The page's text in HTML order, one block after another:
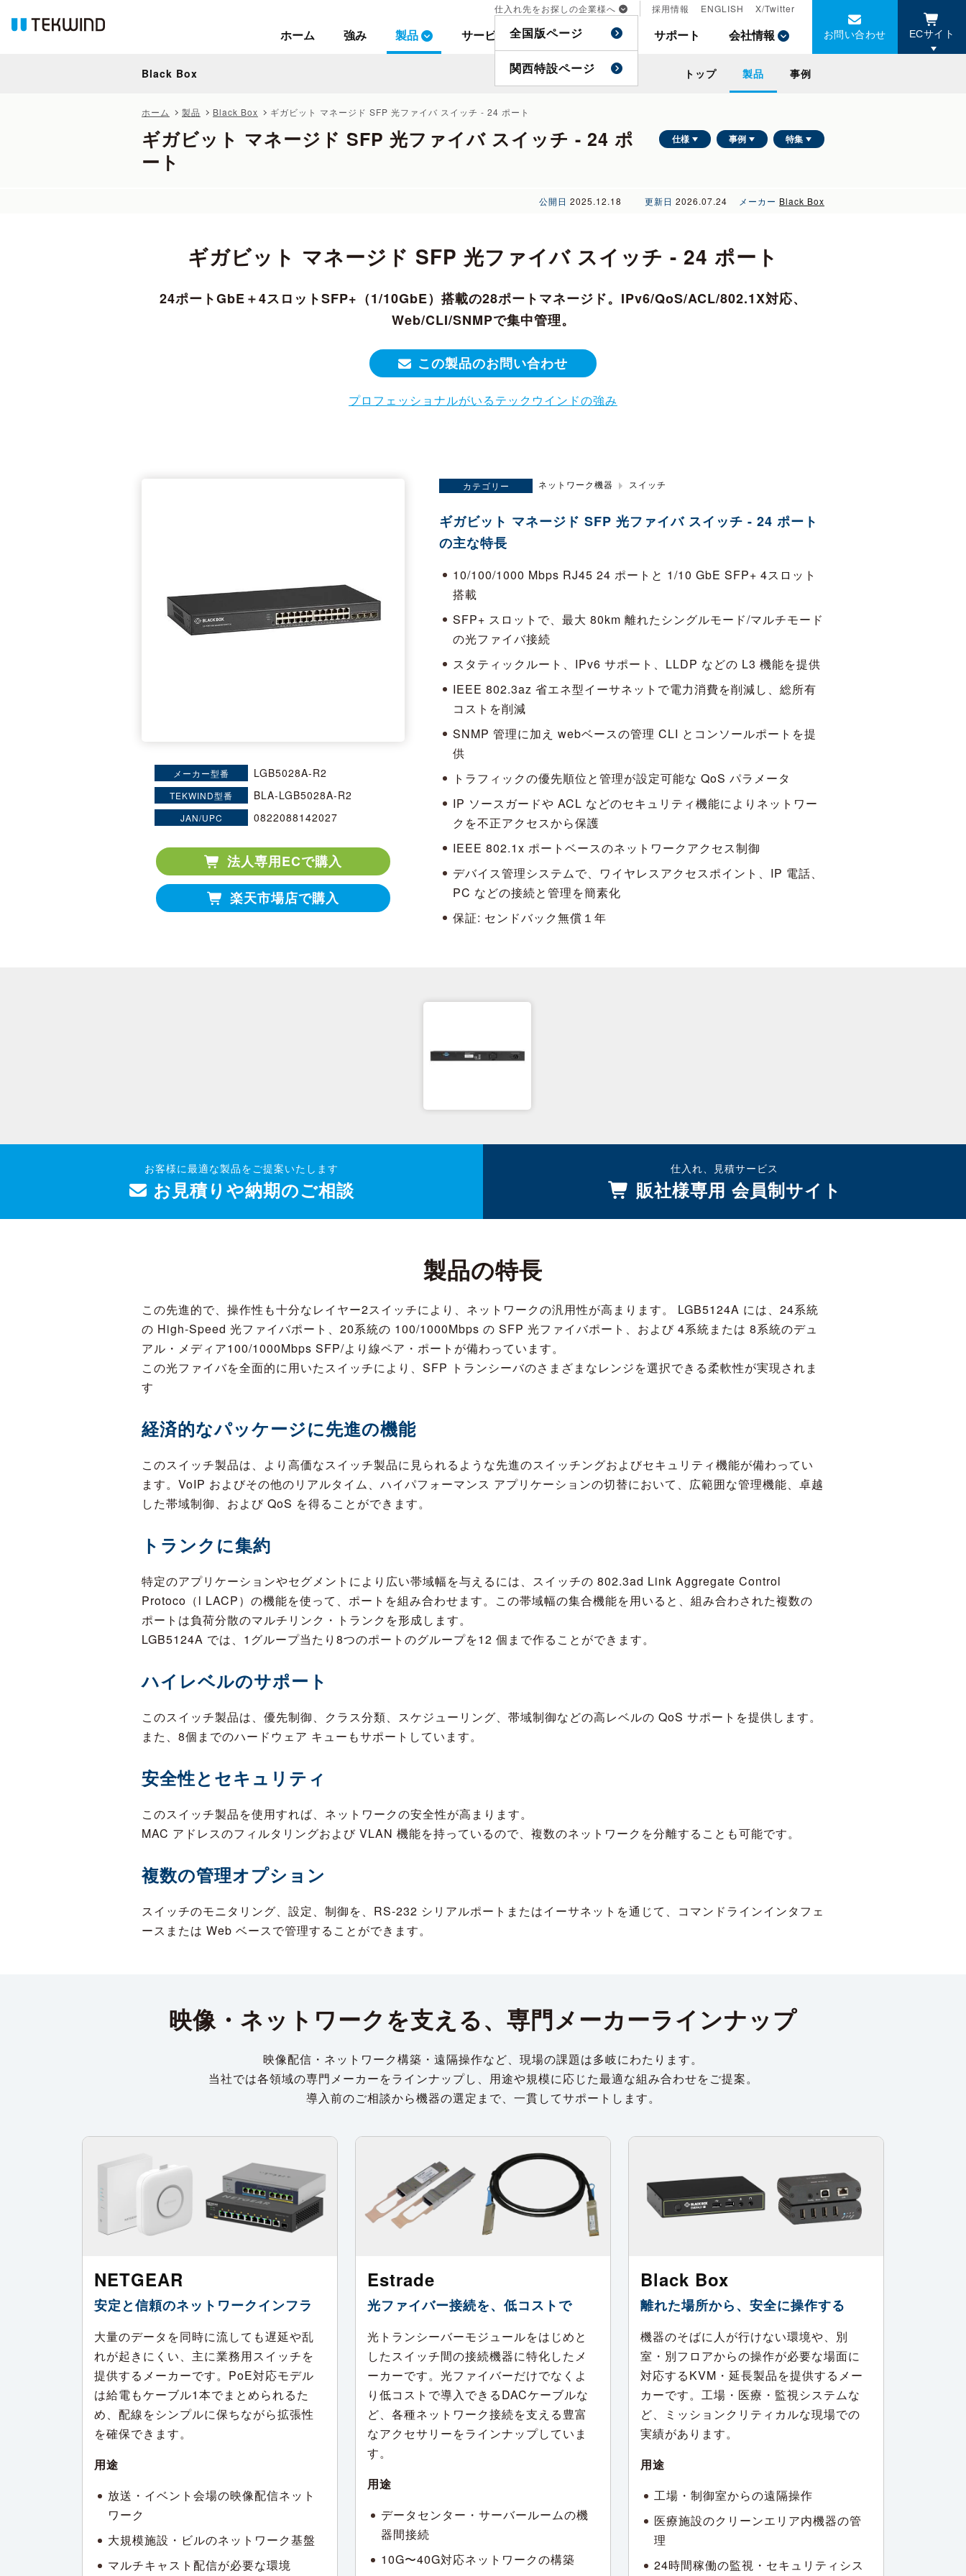
ホーム 強み 製品 サービス 事例 特集 サポート 会社情報
仕入れ先をお探しの企業様へ
全国版ページ
関西特設ページ
採用情報 ENGLISH X/Twitter
お問い合わせ ECサイト
Black Box トップ 製品 事例
ホーム 製品 Black Box ギガビット マネージド SFP 光ファイバ スイッチ - 24 ポート
ギガビット マネージド SFP 光ファイバ スイッチ - 24 ポ
ート
仕様 事例 特集
公開日 2025.12.18 更新日 2026.07.24 メーカー Black Box
ホーム 強み 製品 サービス 事例 特集 サポート 会社情報
仕入れ先をお探しの企業様へ
全国版ページ
関西特設ページ
採用情報 ENGLISH X/Twitter
お問い合わせ ECサイト
Black Box トップ 製品 事例
ギガビット マネージド SFP 光ファイバ スイッチ - 24 ポート
24ポートGbE＋4スロットSFP+（1/10GbE）搭載の28ポートマネージド。IPv6/QoS/ACL/802.1X対応、
Web/CLI/SNMPで集中管理。
この製品のお問い合わせ
プロフェッショナルがいるテックウインドの強み
メーカー型番 LGB5028A-R2
TEKWIND型番 BLA-LGB5028A-R2
JAN/UPC 0822088142027
法人専用ECで購入
楽天市場店で購入
カテゴリー ネットワーク機器 スイッチ
ギガビット マネージド SFP 光ファイバ スイッチ - 24 ポート
の主な特長
10/100/1000 Mbps RJ45 24 ポートと 1/10 GbE SFP+ 4スロット
搭載
SFP+ スロットで、最大 80km 離れたシングルモード/マルチモード
の光ファイバ接続
スタティックルート、IPv6 サポート、LLDP などの L3 機能を提供
IEEE 802.3az 省エネ型イーサネットで電力消費を削減し、総所有
コストを削減
SNMP 管理に加え webベースの管理 CLI とコンソールポートを提
供
トラフィックの優先順位と管理が設定可能な QoS パラメータ
IP ソースガードや ACL などのセキュリティ機能によりネットワー
クを不正アクセスから保護
IEEE 802.1x ポートベースのネットワークアクセス制御
デバイス管理システムで、ワイヤレスアクセスポイント、IP 電話、
PC などの接続と管理を簡素化
保証: センドバック無償１年
お客様に最適な製品をご提案いたします
お見積りや納期のご相談
仕入れ、見積サービス
販社様専用 会員制サイト
製品の特長
この先進的で、操作性も十分なレイヤー2スイッチにより、ネットワークの汎用性が高まります。 LGB5124A には、24系統
の High-Speed 光ファイバポート、20系統の 100/1000Mbps の SFP 光ファイバポート、および 4系統または 8系統のデュ
アル・メディア100/1000Mbps SFP/より線ペア・ポートが備わっています。
この光ファイバを全面的に用いたスイッチにより、SFP トランシーバのさまざまなレンジを選択できる柔軟性が実現されま
す
経済的なパッケージに先進の機能
このスイッチ製品は、より高価なスイッチ製品に見られるような先進のスイッチングおよびセキュリティ機能が備わってい
ます。VoIP およびその他のリアルタイム、ハイパフォーマンス アプリケーションの切替において、広範囲な管理機能、卓越
した帯域制御、および QoS を得ることができます。
トランクに集約
特定のアプリケーションやセグメントにより広い帯域幅を与えるには、スイッチの 802.3ad Link Aggregate Control
Protoco（l LACP）の機能を使って、ポートを組み合わせます。この帯域幅の集合機能を用いると、組み合わされた複数の
ポートは負荷分散のマルチリンク・トランクを形成します。
LGB5124A では、1グループ当たり8つのポートのグループを12 個まで作ることができます。
ハイレベルのサポート
このスイッチ製品は、優先制御、クラス分類、スケジューリング、帯域制御などの高レベルの QoS サポートを提供します。
また、8個までのハードウェア キューもサポートしています。
安全性とセキュリティ
このスイッチ製品を使用すれば、ネットワークの安全性が高まります。
MAC アドレスのフィルタリングおよび VLAN 機能を持っているので、複数のネットワークを分離することも可能です。
複数の管理オプション
スイッチのモニタリング、設定、制御を、RS-232 シリアルポートまたはイーサネットを通じて、コマンドラインインタフェ
ースまたは Web ベースで管理することができます。
映像・ネットワークを支える、専門メーカーラインナップ
映像配信・ネットワーク構築・遠隔操作など、現場の課題は多岐にわたります。
当社では各領域の専門メーカーをラインナップし、用途や規模に応じた最適な組み合わせをご提案。
導入前のご相談から機器の選定まで、一貫してサポートします。
NETGEAR
安定と信頼のネットワークインフラ
大量のデータを同時に流しても遅延や乱
れが起きにくい、主に業務用スイッチを
提供するメーカーです。PoE対応モデル
は給電もケーブル1本でまとめられるた
め、配線をシンプルに保ちながら拡張性
を確保できます。
用途
放送・イベント会場の映像配信ネット
ワーク
大規模施設・ビルのネットワーク基盤
マルチキャスト配信が必要な環境
Estrade
光ファイバー接続を、低コストで
光トランシーバーモジュールをはじめと
したスイッチ間の接続機器に特化したメ
ーカーです。光ファイバーだけでなくよ
り低コストで導入できるDACケーブルな
ど、各種ネットワーク接続を支える豊富
なアクセサリーをラインナップしていま
す。
用途
データセンター・サーバールームの機
器間接続
10G〜40G対応ネットワークの構築
Black Box
離れた場所から、安全に操作する
機器のそばに人が行けない環境や、別
室・別フロアからの操作が必要な場面に
対応するKVM・延長製品を提供するメー
カーです。工場・医療・監視システムな
ど、ミッションクリティカルな現場での
実績があります。
用途
工場・制御室からの遠隔操作
医療施設のクリーンエリア内機器の管
理
24時間稼働の監視・セキュリティシス